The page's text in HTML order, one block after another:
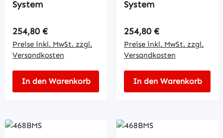
System
Regulärer Preis:
254,80 €
Preise inkl. MwSt. zzgl.
Versandkosten
In den Warenkorb
System
Regulärer Preis:
254,80 €
Preise inkl. MwSt. zzgl.
Versandkosten
In den Warenkorb